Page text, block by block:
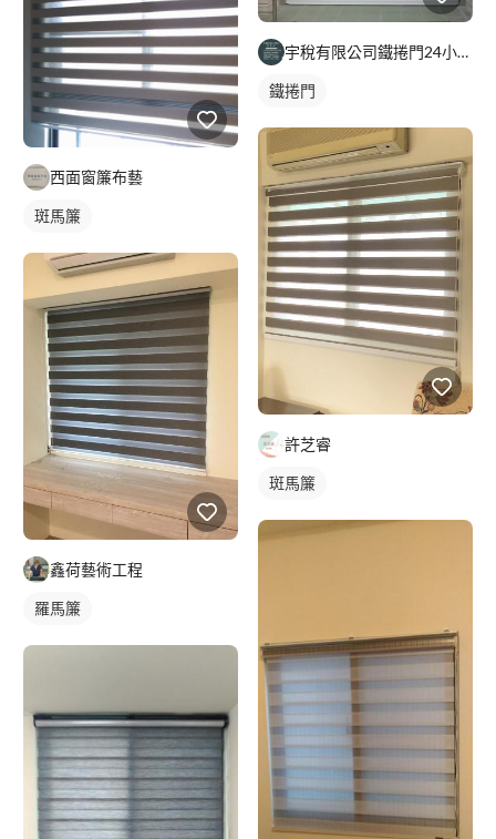
西面窗簾布藝
斑馬簾
鑫荷藝術工程
羅馬簾
宇稅有限公司鐵捲門24小時維修安裝
鐵捲門
許芝睿
斑馬簾